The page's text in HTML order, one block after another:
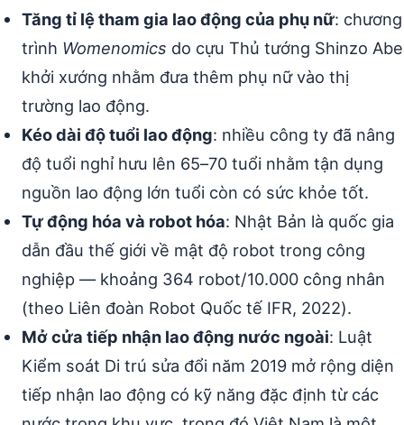
Tăng tỉ lệ tham gia lao động của phụ nữ: chương
trình Womenomics do cựu Thủ tướng Shinzo Abe
khởi xướng nhằm đưa thêm phụ nữ vào thị
trường lao động.
Kéo dài độ tuổi lao động: nhiều công ty đã nâng
độ tuổi nghỉ hưu lên 65–70 tuổi nhằm tận dụng
nguồn lao động lớn tuổi còn có sức khỏe tốt.
Tự động hóa và robot hóa: Nhật Bản là quốc gia
dẫn đầu thế giới về mật độ robot trong công
nghiệp — khoảng 364 robot/10.000 công nhân
(theo Liên đoàn Robot Quốc tế IFR, 2022).
Mở cửa tiếp nhận lao động nước ngoài: Luật
Kiểm soát Di trú sửa đổi năm 2019 mở rộng diện
tiếp nhận lao động có kỹ năng đặc định từ các